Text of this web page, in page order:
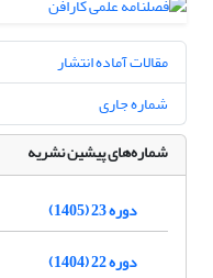
مقالات آماده انتشار
شماره جاری
شماره‌های پیشین نشریه
دوره 23 (1405)
دوره 22 (1404)